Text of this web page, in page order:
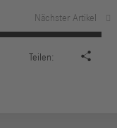
Nächster Artikel
Teilen: 